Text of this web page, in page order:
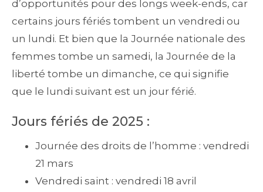
d’opportunités pour des longs week-ends, car
certains jours fériés tombent un vendredi ou
un lundi. Et bien que la Journée nationale des
femmes tombe un samedi, la Journée de la
liberté tombe un dimanche, ce qui signifie
que le lundi suivant est un jour férié.
Jours fériés de 2025 :
Journée des droits de l’homme : vendredi
21 mars
Vendredi saint : vendredi 18 avril